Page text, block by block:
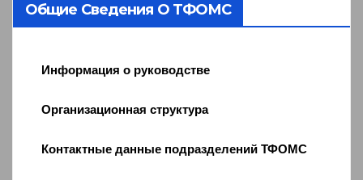
Общие Сведения О ТФОМС
Информация о руководстве
Организационная структура
Контактные данные подразделений ТФОМС